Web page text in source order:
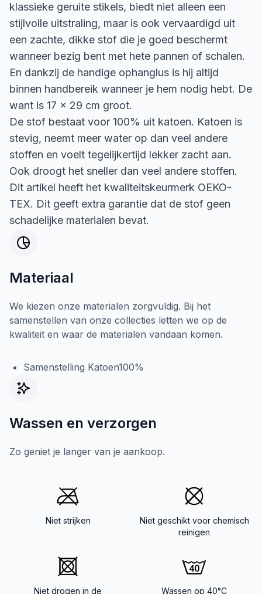
klassieke geruite stikels, biedt niet alleen een
stijlvolle uitstraling, maar is ook vervaardigd uit
een zachte, dikke stof die je goed beschermt
wanneer bezig bent met hete pannen of schalen.
En dankzij de handige ophanglus is hij altijd
binnen handbereik wanneer je hem nodig hebt. De
want is 17 x 29 cm groot.
De stof bestaat voor 100% uit katoen. Katoen is
stevig, neemt meer water op dan veel andere
stoffen en voelt tegelijkertijd lekker zacht aan.
Ook droogt het sneller dan veel andere stoffen.
Dit artikel heeft het kwaliteitskeurmerk OEKO-
TEX. Dit geeft extra garantie dat de stof geen
schadelijke materialen bevat.
Materiaal
We kiezen onze materialen zorgvuldig. Bij het
samenstellen van onze collecties letten we op de
kwaliteit en waar de materialen vandaan komen.
Samenstelling Katoen100%
Wassen en verzorgen
Zo geniet je langer van je aankoop.
Niet strijken
Niet geschikt voor chemisch
reinigen
Niet drogen in de
Wassen op 40°C